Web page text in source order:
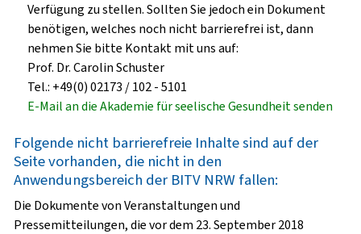
Verfügung zu stellen. Sollten Sie jedoch ein Dokument
benötigen, welches noch nicht barrierefrei ist, dann
nehmen Sie bitte Kontakt mit uns auf:
Prof. Dr. Carolin Schuster
Tel.: +49(0) 02173 / 102 - 5101
E-Mail an die Akademie für seelische Gesundheit senden
Folgende nicht barrierefreie Inhalte sind auf der
Seite vorhanden, die nicht in den
Anwendungsbereich der BITV NRW fallen:
Die Dokumente von Veranstaltungen und
Pressemitteilungen, die vor dem 23. September 2018